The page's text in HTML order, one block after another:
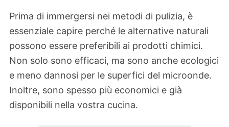
Prima di immergersi nei metodi di pulizia, è
essenziale capire perché le alternative naturali
possono essere preferibili ai prodotti chimici.
Non solo sono efficaci, ma sono anche ecologici
e meno dannosi per le superfici del microonde.
Inoltre, sono spesso più economici e già
disponibili nella vostra cucina.